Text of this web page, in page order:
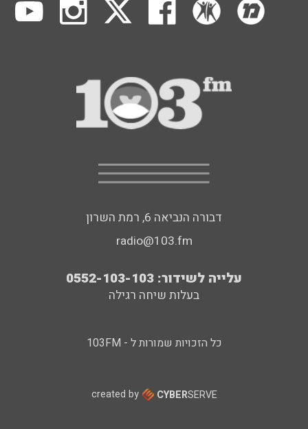
דבורה הנביאה 6, רמת השרון
radio@103.fm
עלייה לשידור: 0552-103-103
בעלות שיחה רגילה
כל הזכויות שמורות ל - 103FM
created by CYBERSERVE